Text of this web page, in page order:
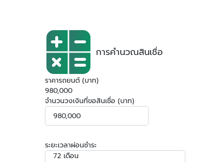
การคำนวณสินเชื่อ
ราคารถยนต์ (บาท)
980,000
จำนวนวงเงินที่ขอสินเชื่อ (บาท)
ระยะเวลาผ่อนชำระ
72 เดือน